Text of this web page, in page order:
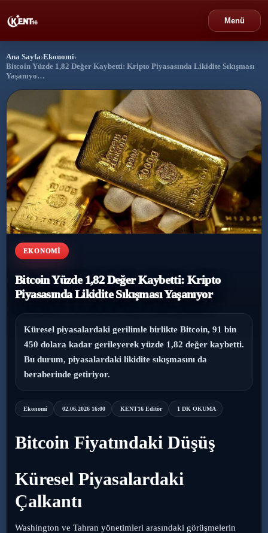
Menü
Bursa
Gündem ›
Politika ›
Spor ›
Ekonomi
Eğitim ›
Dünya
Magazin
Yaşam ›
Ana Sayfa›Ekonomi›
Bitcoin Yüzde 1,82 Değer Kaybetti: Kripto Piyasasında Likidite Sıkışması
Yaşanıyo…
EKONOMI
Bitcoin Yüzde 1,82 Değer Kaybetti: Kripto
Piyasasında Likidite Sıkışması Yaşanıyor
Küresel piyasalardaki gerilimle birlikte Bitcoin, 91 bin
450 dolara kadar gerileyerek yüzde 1,82 değer kaybetti.
Bu durum, piyasalardaki likidite sıkışmasını da
beraberinde getiriyor.
Ekonomi 02.06.2026 16:00 KENT16 Editör 1 DK OKUMA
Bitcoin Fiyatındaki Düşüş
Küresel Piyasalardaki
Çalkantı
Washington ve Tahran yönetimleri arasındaki görüşmelerin